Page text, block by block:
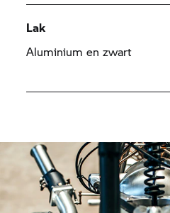
Lak
Aluminium en zwart